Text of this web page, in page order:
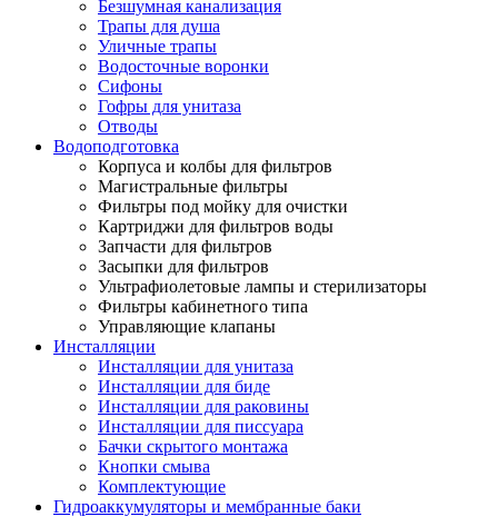
Безшумная канализация
Трапы для душа
Уличные трапы
Водосточные воронки
Сифоны
Гофры для унитаза
Отводы
Водоподготовка
Корпуса и колбы для фильтров
Магистральные фильтры
Фильтры под мойку для очистки
Картриджи для фильтров воды
Запчасти для фильтров
Засыпки для фильтров
Ультрафиолетовые лампы и стерилизаторы
Фильтры кабинетного типа
Управляющие клапаны
Инсталляции
Инсталляции для унитаза
Инсталляции для биде
Инсталляции для раковины
Инсталляции для писсуара
Бачки скрытого монтажа
Кнопки смыва
Комплектующие
Гидроаккумуляторы и мембранные баки